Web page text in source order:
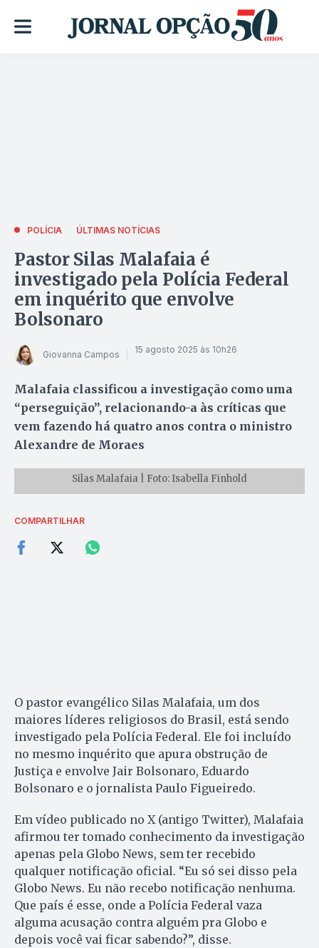
POLÍCIA ÚLTIMAS NOTÍCIAS
Pastor Silas Malafaia é
investigado pela Polícia Federal
em inquérito que envolve
Bolsonaro
Giovanna Campos 15 agosto 2025 às 10h26
Malafaia classificou a investigação como uma
“perseguição”, relacionando-a às críticas que
vem fazendo há quatro anos contra o ministro
Alexandre de Moraes
Silas Malafaia | Foto: Isabella Finhold
COMPARTILHAR
O pastor evangélico Silas Malafaia, um dos
maiores líderes religiosos do Brasil, está sendo
investigado pela Polícia Federal. Ele foi incluído
no mesmo inquérito que apura obstrução de
Justiça e envolve Jair Bolsonaro, Eduardo
Bolsonaro e o jornalista Paulo Figueiredo.
Em vídeo publicado no X (antigo Twitter), Malafaia
afirmou ter tomado conhecimento da investigação
apenas pela Globo News, sem ter recebido
qualquer notificação oficial. “Eu só sei disso pela
Globo News. Eu não recebo notificação nenhuma.
Que país é esse, onde a Polícia Federal vaza
alguma acusação contra alguém pra Globo e
depois você vai ficar sabendo?”, disse.